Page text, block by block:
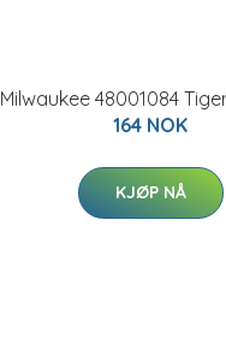
Milwaukee 48001084
164 NOK
KJØP NÅ